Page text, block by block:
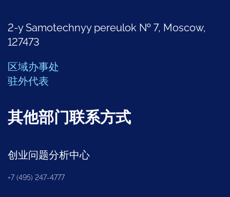
2-y Samotechnyy pereulok № 7, Moscow,
127473
区域办事处
驻外代表
其他部门联系方式
创业问题分析中心
+7 (495) 247-4777